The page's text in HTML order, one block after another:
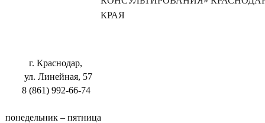
КРАЯ
г. Краснодар,
ул. Линейная, 57
8 (861) 992-66-74
понедельник – пятница